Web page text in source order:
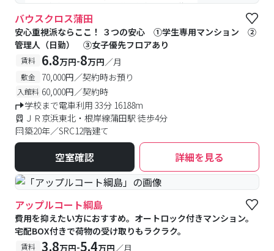
#女性優先フロアあり #予約受付中 #空室待ち
バウスクロス蒲田
安心重視派ならここ！ ３つの安心 ①学生専用マンション ②
管理人（日勤） ③女子優先フロアあり
賃料 6.8万円-8万円／月
敷金 70,000円／契約時お預り
入館料 60,000円／契約時
学校まで電車利用 33分 16188m
ＪＲ京浜東北・根岸線蒲田駅 徒歩4分
築20年／SRC12階建て
空室確認 詳細を見る
アップルコート綱島
費用を抑えたい方におすすめ。オートロック付きマンション。
宅配BOX付きで荷物の受け取りもラクラク。
賃料 3.8万円-5.4万円／月